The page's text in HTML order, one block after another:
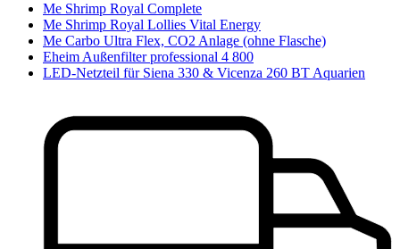
Me Shrimp Royal Complete
Me Shrimp Royal Lollies Vital Energy
Me Carbo Ultra Flex, CO2 Anlage (ohne Flasche)
Eheim Außenfilter professional 4 800
LED-Netzteil für Siena 330 & Vicenza 260 BT Aquarien